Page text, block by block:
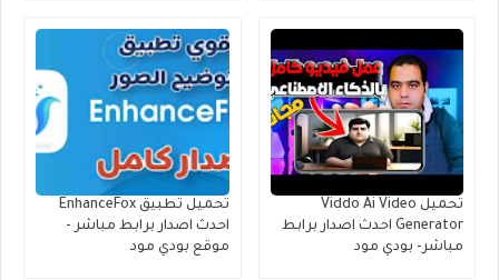
تحميل Viddo Ai Video
Generator احدث اصدار برابط
مباشر- بودي مود
تحميل تطبيق EnhanceFox
احدث اصدار برابط مباشر -
موقع بودي مود